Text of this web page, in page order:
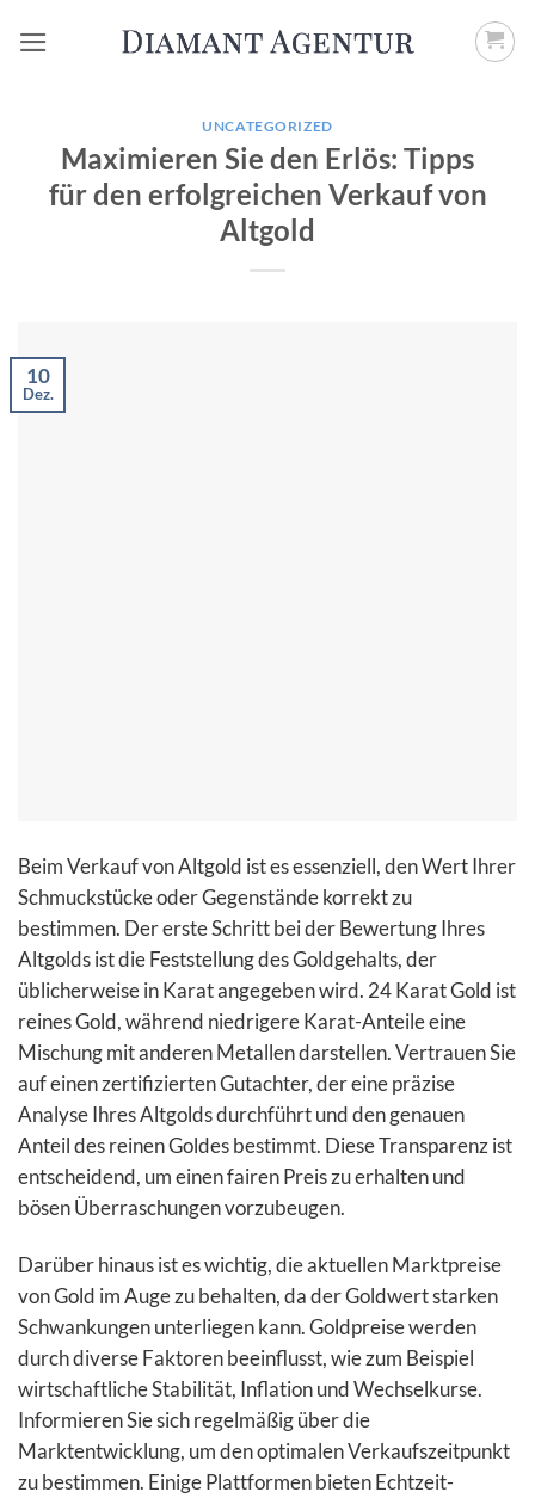
Inhalt
UNCATEGORIZED
Maximieren Sie den Erlös: Tipps
für den erfolgreichen Verkauf von
Altgold
10
Dez.
Beim Verkauf von Altgold ist es essenziell, den Wert Ihrer
Schmuckstücke oder Gegenstände korrekt zu
bestimmen. Der erste Schritt bei der Bewertung Ihres
Altgolds ist die Feststellung des Goldgehalts, der
üblicherweise in Karat angegeben wird. 24 Karat Gold ist
reines Gold, während niedrigere Karat-Anteile eine
Mischung mit anderen Metallen darstellen. Vertrauen Sie
auf einen zertifizierten Gutachter, der eine präzise
Analyse Ihres Altgolds durchführt und den genauen
Anteil des reinen Goldes bestimmt. Diese Transparenz ist
entscheidend, um einen fairen Preis zu erhalten und
bösen Überraschungen vorzubeugen.
Darüber hinaus ist es wichtig, die aktuellen Marktpreise
von Gold im Auge zu behalten, da der Goldwert starken
Schwankungen unterliegen kann. Goldpreise werden
durch diverse Faktoren beeinflusst, wie zum Beispiel
wirtschaftliche Stabilität, Inflation und Wechselkurse.
Informieren Sie sich regelmäßig über die
Marktentwicklung, um den optimalen Verkaufszeitpunkt
zu bestimmen. Einige Plattformen bieten Echtzeit-